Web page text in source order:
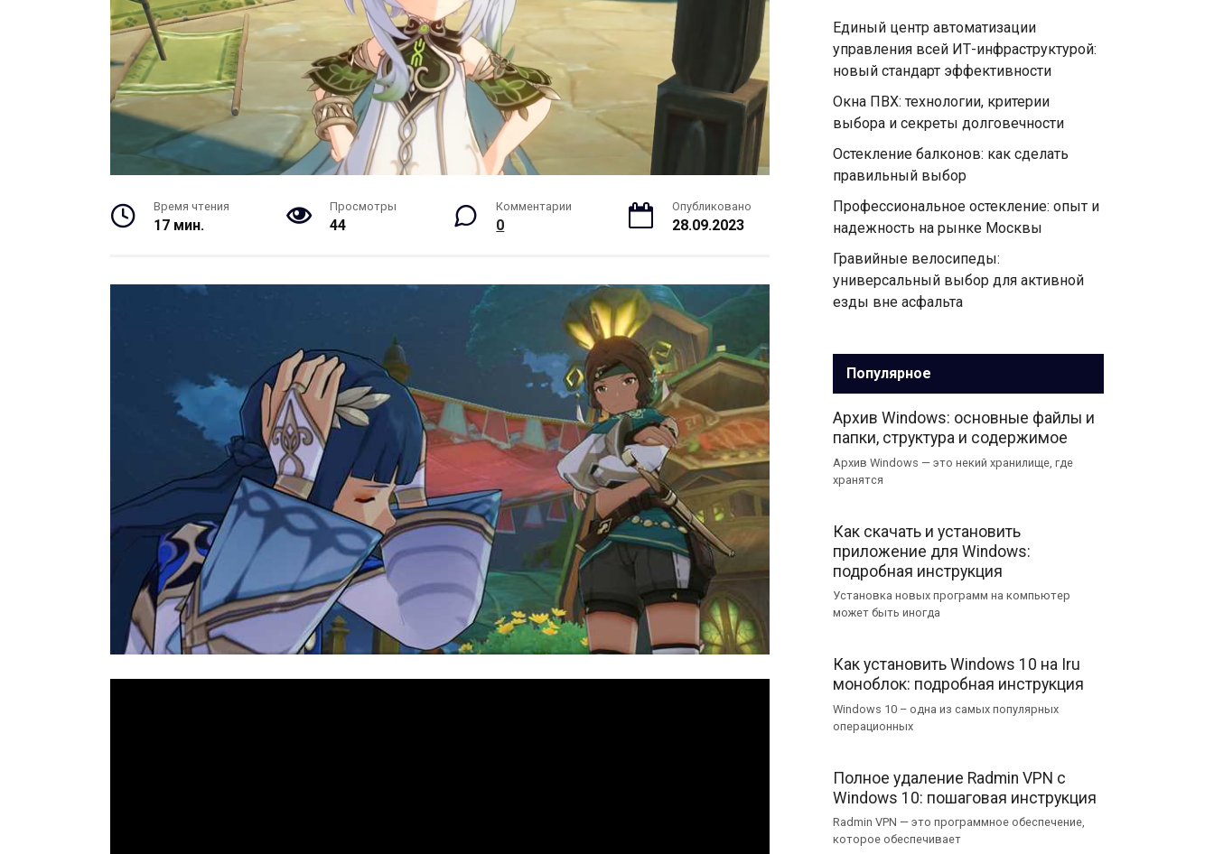
Время чтения
17 мин.
Просмотры
44
Комментарии
0
Опубликовано
28.09.2023
Единый центр автоматизации
управления всей ИТ-инфраструктурой:
новый стандарт эффективности
Окна ПВХ: технологии, критерии
выбора и секреты долговечности
Остекление балконов: как сделать
правильный выбор
Профессиональное остекление: опыт и
надежность на рынке Москвы
Гравийные велосипеды:
универсальный выбор для активной
езды вне асфальта
Популярное
Архив Windows: основные файлы и
папки, структура и содержимое
Архив Windows — это некий хранилище, где
хранятся
Как скачать и установить
приложение для Windows:
подробная инструкция
Установка новых программ на компьютер
может быть иногда
Как установить Windows 10 на Iru
моноблок: подробная инструкция
Windows 10 – одна из самых популярных
операционных
Полное удаление Radmin VPN с
Windows 10: пошаговая инструкция
Radmin VPN — это программное обеспечение,
которое обеспечивает